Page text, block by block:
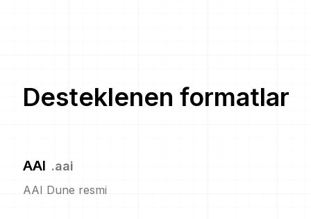
Desteklenen formatlar
AAI .aai
AAI Dune resmi